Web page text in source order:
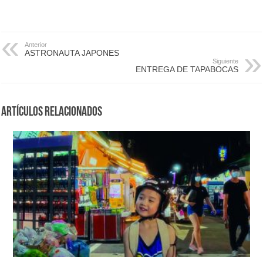
Anterior
ASTRONAUTA JAPONES
Siguiente
ENTREGA DE TAPABOCAS
Artículos Relacionados